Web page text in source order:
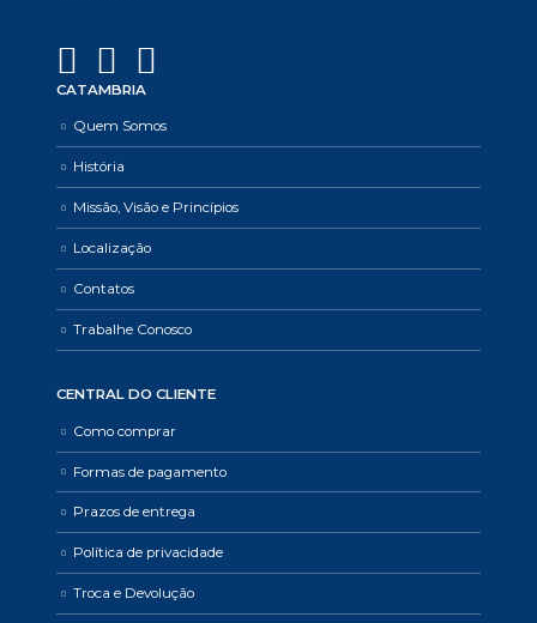
CATAMBRIA
Quem Somos
História
Missão, Visão e Princípios
Localização
Contatos
Trabalhe Conosco
CENTRAL DO CLIENTE
Como comprar
Formas de pagamento
Prazos de entrega
Política de privacidade
Troca e Devolução